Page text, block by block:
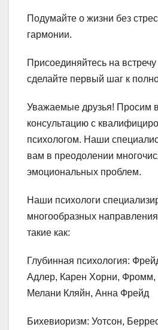
Подумайте о жизни без
гармонии.
Присоединяйтесь на
сделайте первый шаг к
Уважаемые друзья! Просим
консультацию с
психологом. Наши
вам в преодолении
эмоциональных проблем.
Наши психологи
многообразных
такие как:
Глубинная психология:
Адлер, Карен Хорни, Фромм,
Мелани Кляйн, Анна Фрейд
Бихевиоризм: Уотсон,